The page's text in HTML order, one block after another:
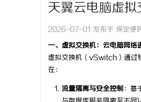
天翼云电脑虚
2026-07-01 发布于 保定便
一、虚拟交换机：云电脑网
虚拟交换机（vSwitch）通过
在：
流量隔离与安全控制：基